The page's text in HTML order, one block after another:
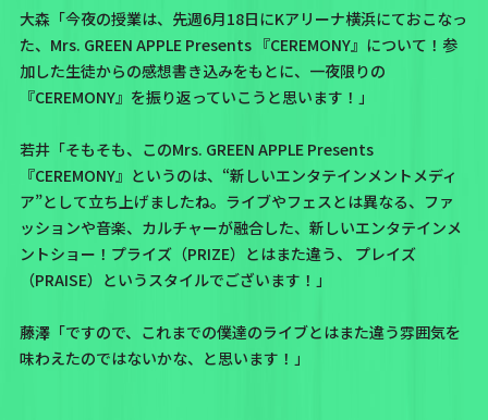
大森「今夜の授業は、先週6月18日にKアリーナ横浜にておこなっ
た、 Mrs. GREEN APPLE Presents 『CEREMONY』 について！参
加した生徒からの感想書き込みをもとに、一夜限りの
『CEREMONY』を振り返っていこうと思います！」
若井「そもそも、このMrs. GREEN APPLE Presents
『CEREMONY』というのは、“新しいエンタテインメントメディ
ア”として立ち上げましたね。ライブやフェスとは異なる、ファ
ッションや音楽、カルチャーが融合した、新しいエンタテインメ
ントショー！プライズ（PRIZE）とはまた違う、 プレイズ
（PRAISE）というスタイルでございます！」
藤澤「ですので、これまでの僕達のライブとはまた違う雰囲気を
味わえたのではないかな、と思います！」